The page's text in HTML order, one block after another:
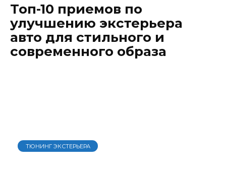
Топ-10 приемов по
улучшению экстерьера
авто для стильного и
современного образа
ТЮНИНГ ЭКСТЕРЬЕРА